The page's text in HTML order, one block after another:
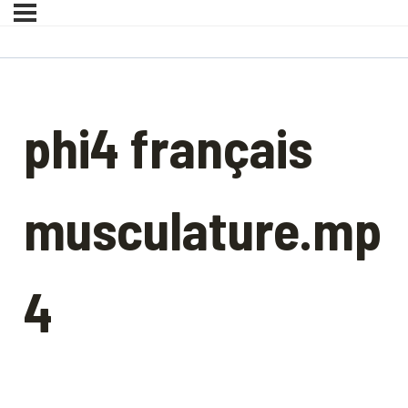
phi4 français
musculature.mp
4